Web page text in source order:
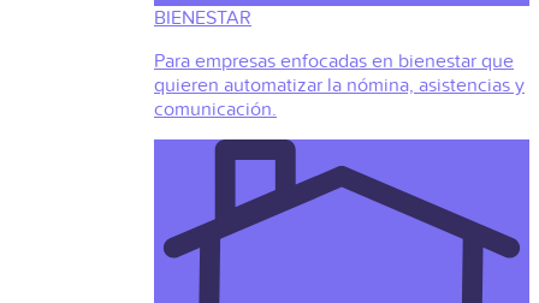
BIENESTAR
Para empresas enfocadas en bienestar que
quieren automatizar la nómina, asistencias y
comunicación.